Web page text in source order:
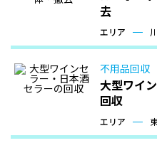
去
エリア
不用品回収
大型ワイ
回収
エリア